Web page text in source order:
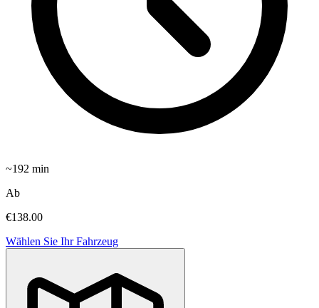
~192 min
Ab
€138.00
Wählen Sie Ihr Fahrzeug